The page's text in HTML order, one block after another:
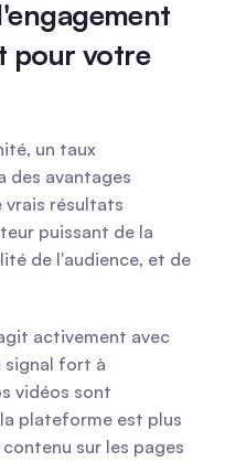
pour votre
un taux
des avantages
vrais résultats
puissant de la
de l'audience, et de
activement avec
signal fort à
vidéos sont
plateforme est plus
sur les pages